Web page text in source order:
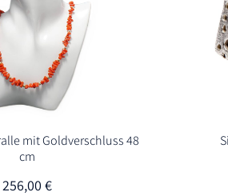
mit Goldverschluss 48
cm
256,00 €